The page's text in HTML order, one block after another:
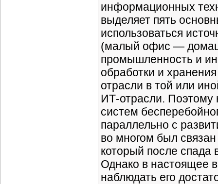
информационных
выделяет пять
использоваться
(малый офис —
промышленность и
обработки и
отрасли в той или
ИТ-отрасли. Поэтому
систем
параллельно с
во многом был
который после спада
Однако в настоящее
наблюдать его